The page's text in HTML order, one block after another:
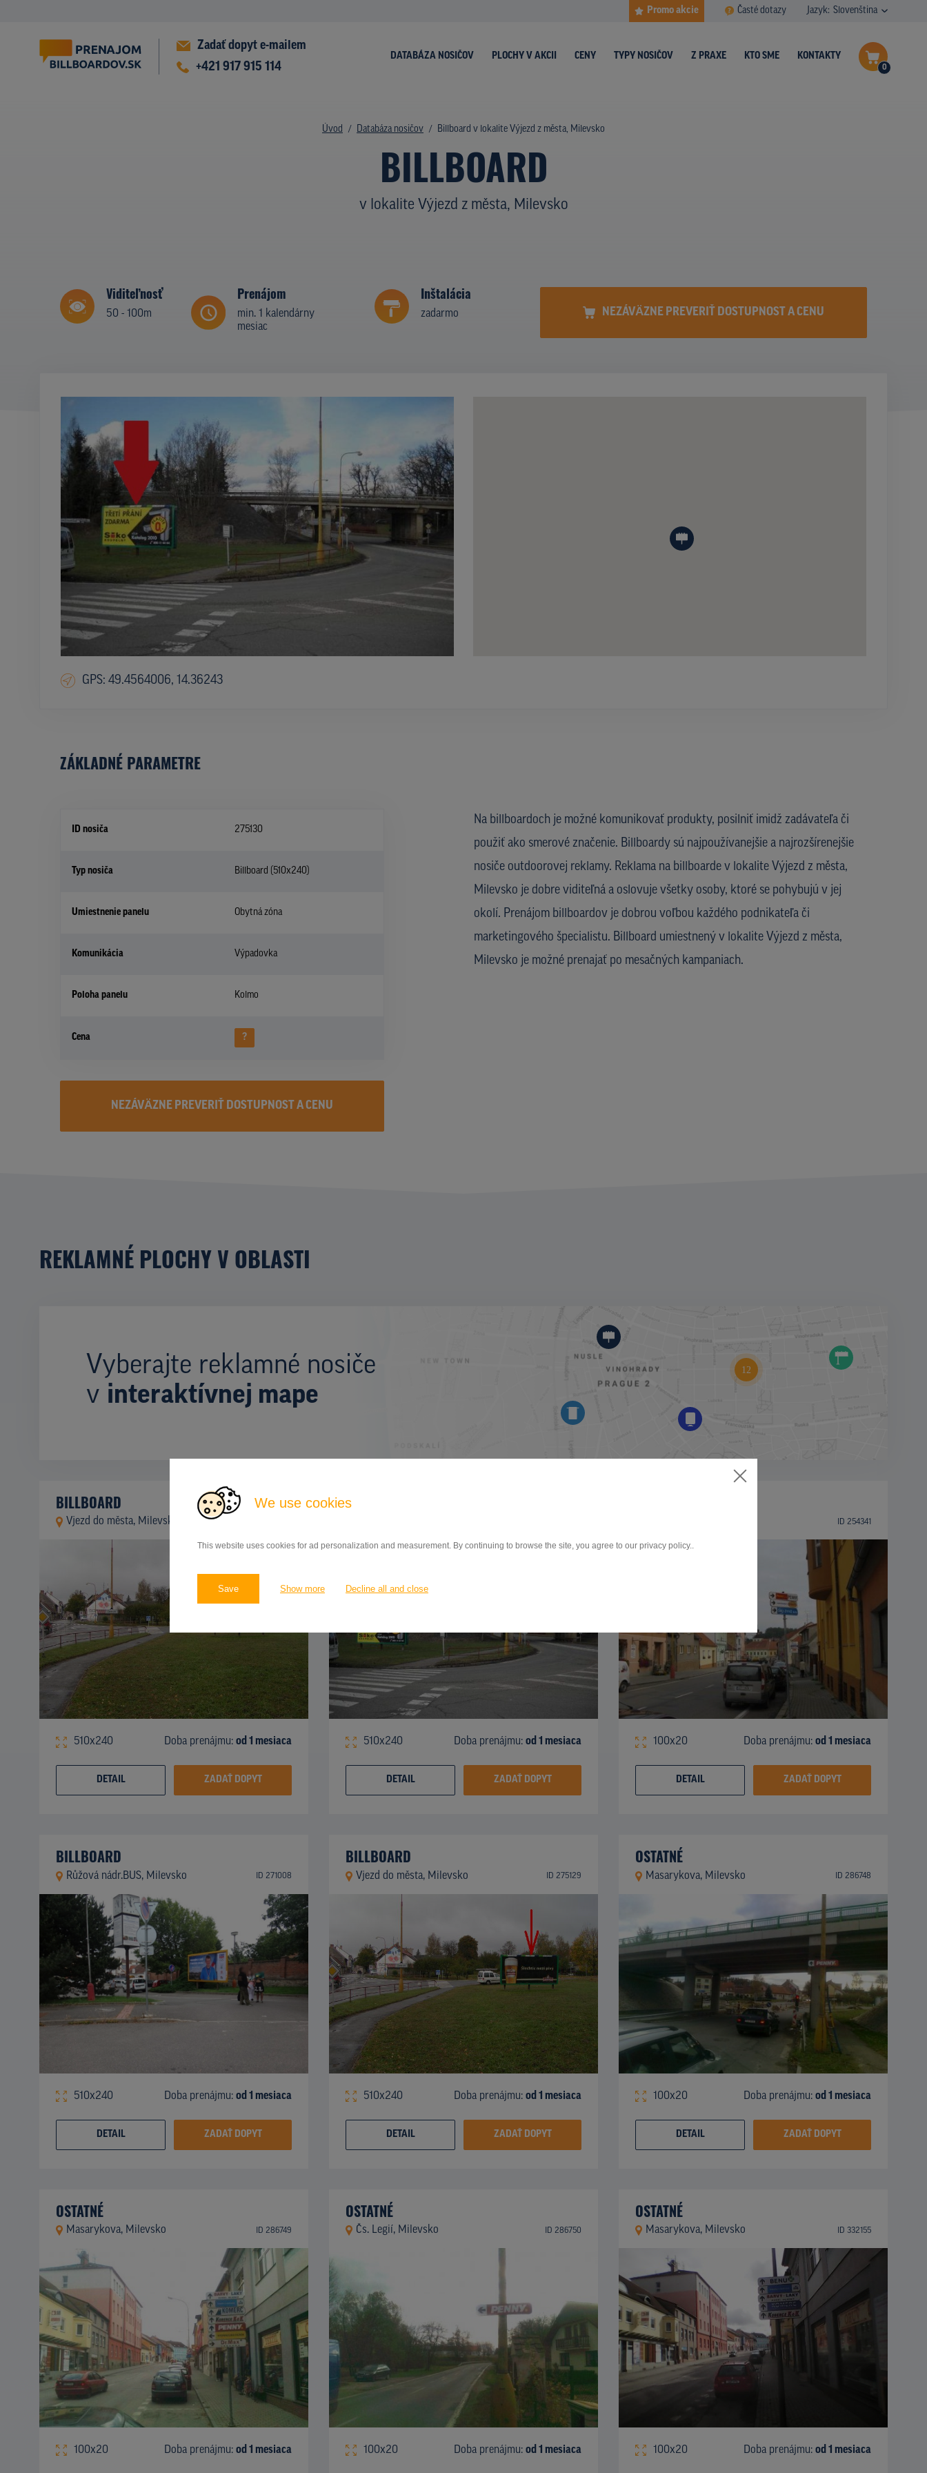
We use cookies
This website uses cookies for ad personalization and measurement. By continuing to browse the site, you agree to our privacy policy..
Save Show more Decline all and close
Promo akcie Časté dotazy Jazyk: Slovenština
Zadať dopyt e-mailem
+421 917 915 114
0
DATABÁZA NOSIČOV PLOCHY V AKCII CENY TYPY NOSIČOV Z PRAXE KTO SME KONTAKTY
Úvod Databáza nosičov Billboard v lokalite Výjezd z města, Milevsko
BILLBOARD
v lokalite Výjezd z města, Milevsko
Viditeľnosť
50 - 100m
Prenájom
min. 1 kalendárny
mesiac
Inštalácia
zadarmo NEZÁVÄZNE PREVERIŤ DOSTUPNOST A CENU
GPS: 49.4564006, 14.36243
ZÁKLADNÉ PARAMETRE
ID nosiča 275130
Typ nosiča Billboard (510x240)
Umiestnenie panelu Obytná zóna
Komunikácia Výpadovka
Poloha panelu Kolmo
Cena ?
Na billboardoch je možné komunikovať produkty, posilniť imidž zadávateľa či
použiť ako smerové značenie. Billboardy sú najpoužívanejšie a najrozšírenejšie
nosiče outdoorovej reklamy. Reklama na billboarde v lokalite Výjezd z města,
Milevsko je dobre viditeľná a oslovuje všetky osoby, ktoré se pohybujú v jej
okolí. Prenájom billboardov je dobrou voľbou každého podnikateľa či
marketingového špecialistu. Billboard umiestnený v lokalite Výjezd z města,
Milevsko je možné prenajať po mesačných kampaniach.
NEZÁVÄZNE PREVERIŤ DOSTUPNOST A CENU
REKLAMNÉ PLOCHY V OBLASTI
Vyberajte reklamné nosiče
v interaktívnej mape
BILLBOARD
Vjezd do města, Milevsko
510x240 Doba prenájmu: od 1 mesiaca
DETAIL ZADAŤ DOPYT
BILLBOARD
510x240 Doba prenájmu: od 1 mesiaca
DETAIL ZADAŤ DOPYT
ID 254341
100x20 Doba prenájmu: od 1 mesiaca
DETAIL ZADAŤ DOPYT
BILLBOARD
Růžová nádr.BUS, Milevsko ID 271008
510x240 Doba prenájmu: od 1 mesiaca
DETAIL ZADAŤ DOPYT
BILLBOARD
Vjezd do města, Milevsko ID 275129
510x240 Doba prenájmu: od 1 mesiaca
DETAIL ZADAŤ DOPYT
OSTATNÉ
Masarykova, Milevsko ID 286748
100x20 Doba prenájmu: od 1 mesiaca
DETAIL ZADAŤ DOPYT
OSTATNÉ
Masarykova, Milevsko ID 286749
100x20 Doba prenájmu: od 1 mesiaca
OSTATNÉ
Čs. Legií, Milevsko ID 286750
100x20 Doba prenájmu: od 1 mesiaca
OSTATNÉ
Masarykova, Milevsko ID 332155
100x20 Doba prenájmu: od 1 mesiaca